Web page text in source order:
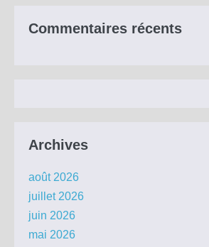
Commentaires récents
Archives
août 2026
juillet 2026
juin 2026
mai 2026